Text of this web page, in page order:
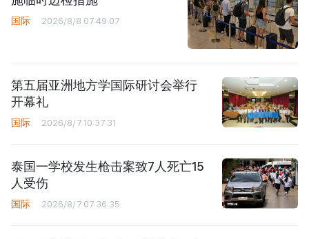
国际 2026/8/8 07:49:07
第五届亚洲地方学国际研讨会举行
开幕礼
国际 2026/8/7 10:37:31
泰国一学校发生枪击案致7人死亡15
人受伤
国际 2026/8/7 07:36:35